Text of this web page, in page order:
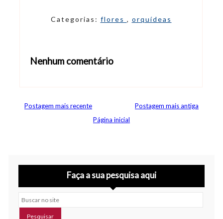
Categorias: flores , orquídeas
Nenhum comentário
Postagem mais recente
Postagem mais antiga
Página inicial
Faça a sua pesquisa aqui
Buscar no site